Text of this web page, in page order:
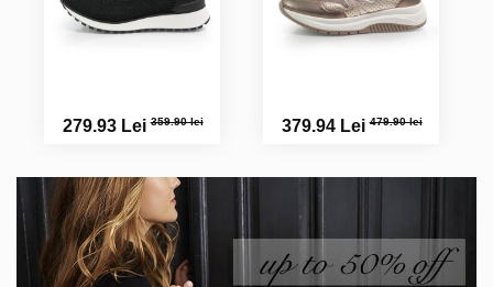
279.93 Lei359.90 lei 379.94 Lei479.90 lei